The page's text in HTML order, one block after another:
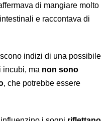
di mangiare molto
e raccontava di
indizi di una possibile
incubi, ma non sono
, che potrebbe essere